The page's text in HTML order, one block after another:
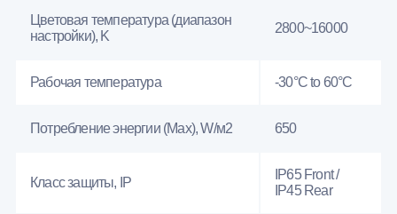
Цветовая температура (диапазон
настройки), K
2800~16000
Рабочая температура -30°C to 60°C
Потребление энергии (Max), W/м2 650
Класс защиты, IP
IP65 Front /
IP45 Rear